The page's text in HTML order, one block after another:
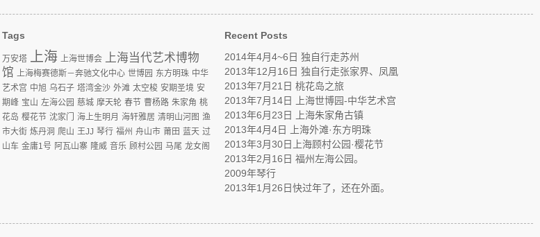
Tags
万安塔 上海 上海世博会 上海当代艺术博物
馆 上海梅赛德斯－奔驰文化中心 世博园 东方明珠 中华
艺术宫 中旭 乌石子 塔湾金沙 外滩 太空梭 安期圣境 安
期峰 宝山 左海公园 慈城 摩天轮 春节 曹杨路 朱家角 桃
花岛 樱花节 沈家门 海上生明月 海轩雅居 清明山河图 渔
市大街 炼丹洞 爬山 王JJ 琴行 福州 舟山市 莆田 蓝天 过
山车 金庸1号 阿瓦山寨 隆威 音乐 顾村公园 马尾 龙女阁
Recent Posts
2014年4月4~6日 独自行走苏州
2013年12月16日 独自行走张家界、凤凰
2013年7月21日 桃花岛之旅
2013年7月14日 上海世博园-中华艺术宫
2013年6月23日 上海朱家角古镇
2013年4月4日 上海外滩·东方明珠
2013年3月30日上海顾村公园·樱花节
2013年2月16日 福州左海公园。
2009年琴行
2013年1月26日快过年了，还在外面。